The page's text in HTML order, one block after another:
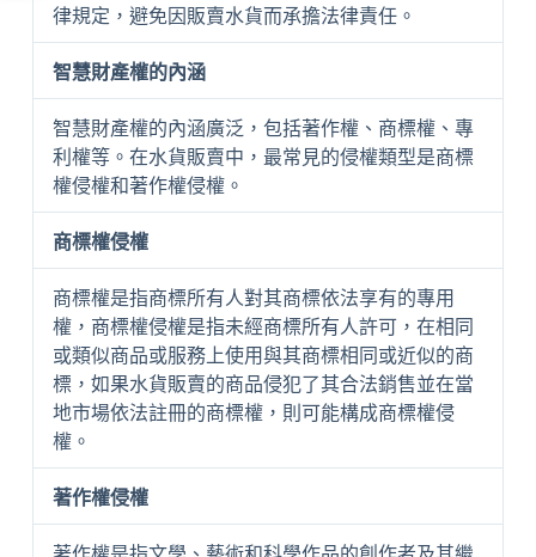
律規定，避免因販賣水貨而承擔法律責任。
智慧財產權的內涵
智慧財產權的內涵廣泛，包括著作權、商標權、專
利權等。在水貨販賣中，最常見的侵權類型是商標
權侵權和著作權侵權。
商標權侵權
商標權是指商標所有人對其商標依法享有的專用
權，商標權侵權是指未經商標所有人許可，在相同
或類似商品或服務上使用與其商標相同或近似的商
標，如果水貨販賣的商品侵犯了其合法銷售並在當
地市場依法註冊的商標權，則可能構成商標權侵
權。
著作權侵權